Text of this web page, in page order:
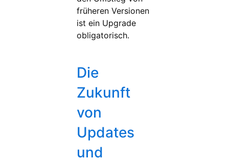
früheren Versionen
ist ein Upgrade
obligatorisch.
Die
Zukunft
von
Updates
und